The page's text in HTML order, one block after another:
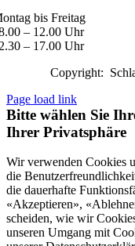
bis Freitag
– 12.00 Uhr
– 17.00 Uhr
Copyright:
Page load link
Bitte wählen Sie
Ihrer Privatsphäre
Wir verwenden Cookies
die
die dauer­hafte
«Akzeptieren»,
scheiden, wie wir
unseren Umgang mit